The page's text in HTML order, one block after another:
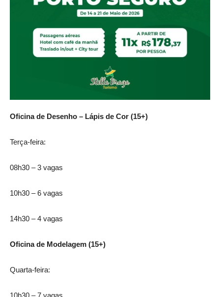
Oficina de Desenho – Lápis de Cor (15+)
Terça-feira:
08h30 – 3 vagas
10h30 – 6 vagas
14h30 – 4 vagas
Oficina de Modelagem (15+)
Quarta-feira: